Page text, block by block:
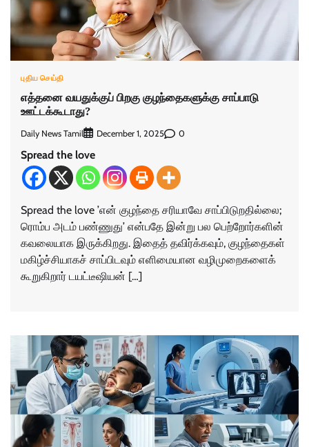
புதிய செய்தி
எத்தனை வயதுக்குப் பிறகு குழந்தைகளுக்கு சாப்பாடு
ஊட்டக்கூடாது?
Daily News Tamil December 1, 2025 0
Spread the love
Spread the love ’என் குழந்தை சரியாவே சாப்பிடுறதில்லை;
ரொம்ப அடம் பண்ணுது’ என்பதே இன்று பல பெற்றோர்களின்
கவலையாக இருக்கிறது. இதைத் தவிர்க்கவும், குழந்தைகள்
மகிழ்ச்சியாகச் சாப்பிடவும் எளிமையான வழிமுறைகளைக்
கூறுகிறார் டயட்டீஷியன் […]